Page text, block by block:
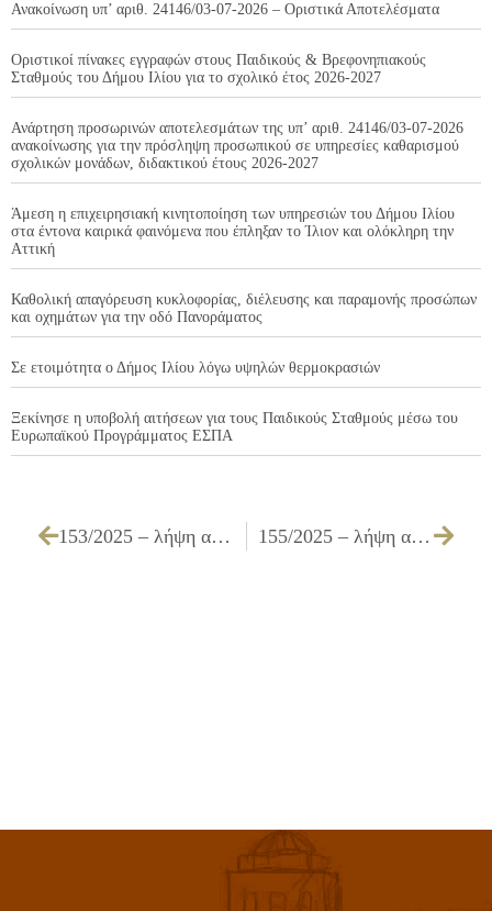
Ανακοίνωση υπ’ αριθ. 24146/03-07-2026 – Οριστικά Αποτελέσματα
Οριστικοί πίνακες εγγραφών στους Παιδικούς & Βρεφονηπιακούς
Σταθμούς του Δήμου Ιλίου για το σχολικό έτος 2026-2027
Ανάρτηση προσωρινών αποτελεσμάτων της υπ’ αριθ. 24146/03-07-2026
ανακοίνωσης για την πρόσληψη προσωπικού σε υπηρεσίες καθαρισμού
σχολικών μονάδων, διδακτικού έτους 2026-2027
Άμεση η επιχειρησιακή κινητοποίηση των υπηρεσιών του Δήμου Ιλίου
στα έντονα καιρικά φαινόμενα που έπληξαν το Ίλιον και ολόκληρη την
Αττική
Καθολική απαγόρευση κυκλοφορίας, διέλευσης και παραμονής προσώπων
και οχημάτων για την οδό Πανοράματος
Σε ετοιμότητα ο Δήμος Ιλίου λόγω υψηλών θερμοκρασιών
Ξεκίνησε η υποβολή αιτήσεων για τους Παιδικούς Σταθμούς μέσω του
Ευρωπαϊκού Προγράμματος ΕΣΠΑ
153/2025 – λήψη απόφασης για την ανανέωση της προγραμματικής σύμβασης μεταξύ Δήμου Ιλίου και Δ.ΥΠ.Α., για τη φιλοξενία νηπίων στο κτίριο της Δ.ΥΠ.Α. 155/2025 – λήψη απόφασης για την αποδοχή δωρεάς προς το Δήμο Ιλίου για το 10ο Γυμνάσιο Ιλίου